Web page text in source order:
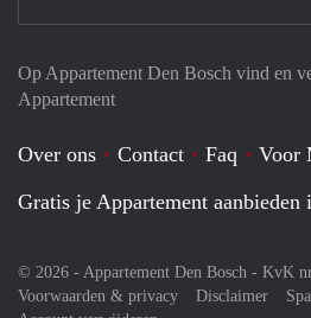
Op Appartement Den Bosch vind en
Appartement
Over ons Contact Faq Voor
Gratis je Appartement aanbieden
© 2026 - Appartement Den Bosch - KvK
Voorwaarden & privacy
Disclaimer